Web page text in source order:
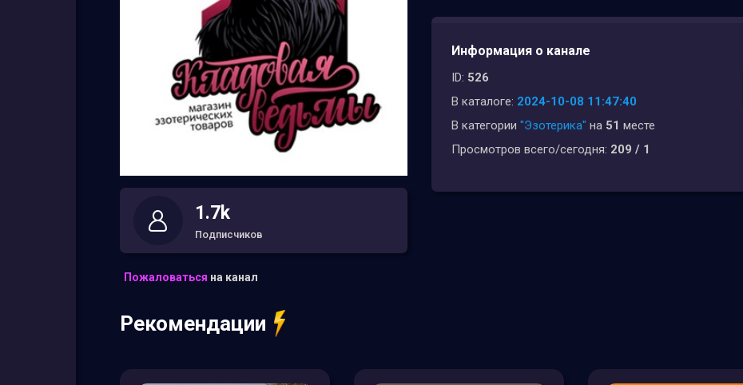
1.7k
Подписчиков
Пожаловаться на канал
Информация о канале
ID: 526
В каталоге: 2024-10-08 11:47:40
В категории "Эзотерика" на 51 месте
Просмотров всего/сегодня: 209 / 1
Рекомендации